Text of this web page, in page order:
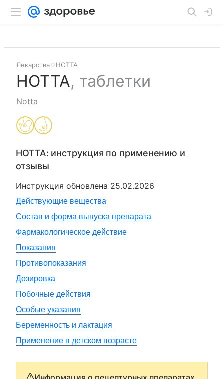
Лекарства НОТТА
НОТТА, таблетки
Notta
НОТТА: инструкция по применению и
отзывы
Инструкция обновлена 25.02.2026
Действующие вещества
Состав и форма выпуска препарата
Фармакологическое действие
Показания
Противопоказания
Дозировка
Побочные действия
Особые указания
Беременность и лактация
Применение в детском возрасте